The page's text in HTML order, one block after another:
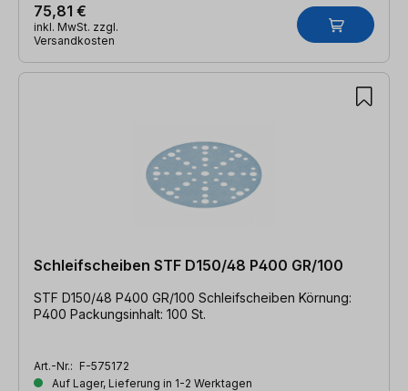
75,81 €
inkl. MwSt. zzgl.
Versandkosten
Schleifscheiben STF D150/48 P400 GR/100
STF D150/48 P400 GR/100 Schleifscheiben Körnung:
P400 Packungsinhalt: 100 St.
Art.-Nr.: F-575172
Auf Lager, Lieferung in 1-2 Werktagen